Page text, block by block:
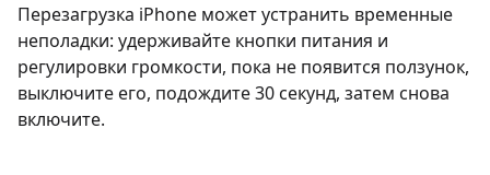
Перезагрузка iPhone может устранить временные
неполадки: удерживайте кнопки питания и
регулировки громкости, пока не появится ползунок,
выключите его, подождите 30 секунд, затем снова
включите.